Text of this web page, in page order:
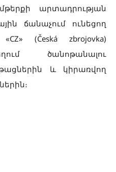
արտադրության
ճանաչում ունեցող
(Česká zbrojovka)
ծանոթանալու
և կիրառվող